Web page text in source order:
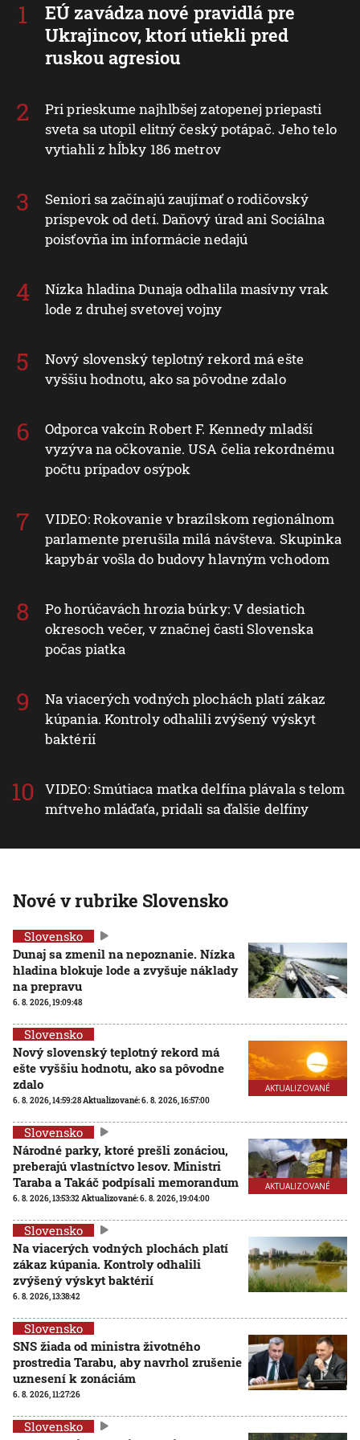
EÚ zavádza nové pravidlá pre
Ukrajincov, ktorí utiekli pred
ruskou agresiou
Pri prieskume najhlbšej zatopenej priepasti
sveta sa utopil elitný český potápač. Jeho telo
vytiahli z hĺbky 186 metrov
Seniori sa začínajú zaujímať o rodičovský
príspevok od detí. Daňový úrad ani Sociálna
poisťovňa im informácie nedajú
Nízka hladina Dunaja odhalila masívny vrak
lode z druhej svetovej vojny
Nový slovenský teplotný rekord má ešte
vyššiu hodnotu, ako sa pôvodne zdalo
Odporca vakcín Robert F. Kennedy mladší
vyzýva na očkovanie. USA čelia rekordnému
počtu prípadov osýpok
VIDEO: Rokovanie v brazílskom regionálnom
parlamente prerušila milá návšteva. Skupinka
kapybár vošla do budovy hlavným vchodom
Po horúčavách hrozia búrky: V desiatich
okresoch večer, v značnej časti Slovenska
počas piatka
Na viacerých vodných plochách platí zákaz
kúpania. Kontroly odhalili zvýšený výskyt
baktérií
VIDEO: Smútiaca matka delfína plávala s telom
mŕtveho mláďaťa, pridali sa ďalšie delfíny
Nové v rubrike Slovensko
Slovensko
Dunaj sa zmenil na nepoznanie. Nízka
hladina blokuje lode a zvyšuje náklady
na prepravu
6. 8. 2026, 19:09:48
AKTUALIZOVANÉ
Slovensko
Nový slovenský teplotný rekord má
ešte vyššiu hodnotu, ako sa pôvodne
zdalo
6. 8. 2026, 14:59:28Aktualizované:6. 8. 2026, 16:57:00
AKTUALIZOVANÉ
Slovensko
Národné parky, ktoré prešli zonáciou,
preberajú vlastníctvo lesov. Ministri
Taraba a Takáč podpísali memorandum
6. 8. 2026, 13:53:32Aktualizované:6. 8. 2026, 19:04:00
Slovensko
Na viacerých vodných plochách platí
zákaz kúpania. Kontroly odhalili
zvýšený výskyt baktérií
6. 8. 2026, 13:38:42
Slovensko
SNS žiada od ministra životného
prostredia Tarabu, aby navrhol zrušenie
uznesení k zonáciám
6. 8. 2026, 11:27:26
Slovensko